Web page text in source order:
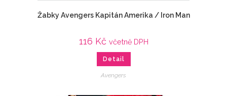
Žabky Avengers Kapitán Amerika / Iron Man
116 Kč včetně DPH
Detail
Avengers